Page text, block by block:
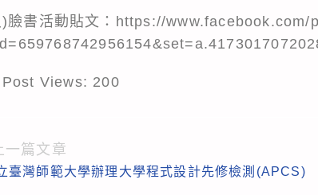
)臉書活動貼文：https://www.facebook.com/
Post Views: 200
一篇文章
臺灣師範大學辦理大學程式設計先修檢測(APCS)